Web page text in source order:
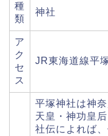
種
類
神社
ア
ク
セ
ス
JR東海道線平
平塚神社は神
天皇・神功皇
社伝によれば